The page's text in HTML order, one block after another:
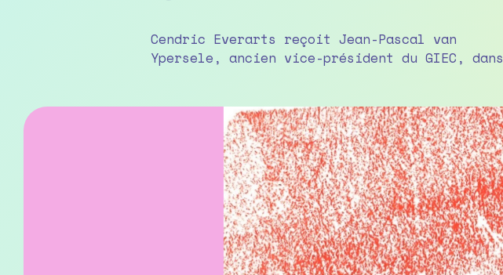
Cendric Everarts reçoit Jean-Pascal van
Ypersele, ancien vice-président du GIEC, dans